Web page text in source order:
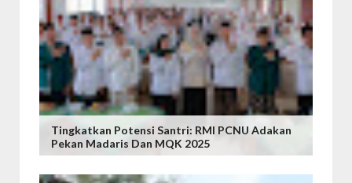
Tingkatkan Potensi Santri: RMI PCNU Adakan
Pekan Madaris Dan MQK 2025